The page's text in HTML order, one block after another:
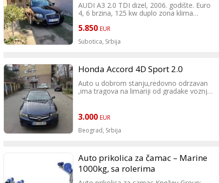
AUDI A3 2.0 TDI dizel, 2006. godište. Euro
4, 6 brzina, 125 kw duplo zona klima
4 kom. Letnje gume i 4 kom m+s hankook,
prešao je 276500 km. Automobil je
temeljno servisiran, urađene su manje
je u besprekornom stanju, u mom
vlasništvu. Registrovan je do decembra
2025. Vredi pogledati.
Robi, Čantavir/Subotica
Tel/Viber: 0694142004
5.850 EUR
Subotica, Srbija
Honda Accord 4D Sport 2.0
Auto u dobrom stanju,redovno odrzavan
,ima tragova na limariji od gradake voznje
zamene
3.000 EUR
Beograd, Srbija
Auto prikolica za čamac – Marine
1000kg, sa rolerima